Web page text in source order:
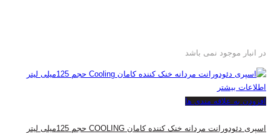
در انبار موجود نمی باشد
اطلاعات بیشتر
افزودن به علاقه مندی ها
اسپری دئودورانت مردانه خنک کننده کامان COOLING حجم 125میلی لیتر